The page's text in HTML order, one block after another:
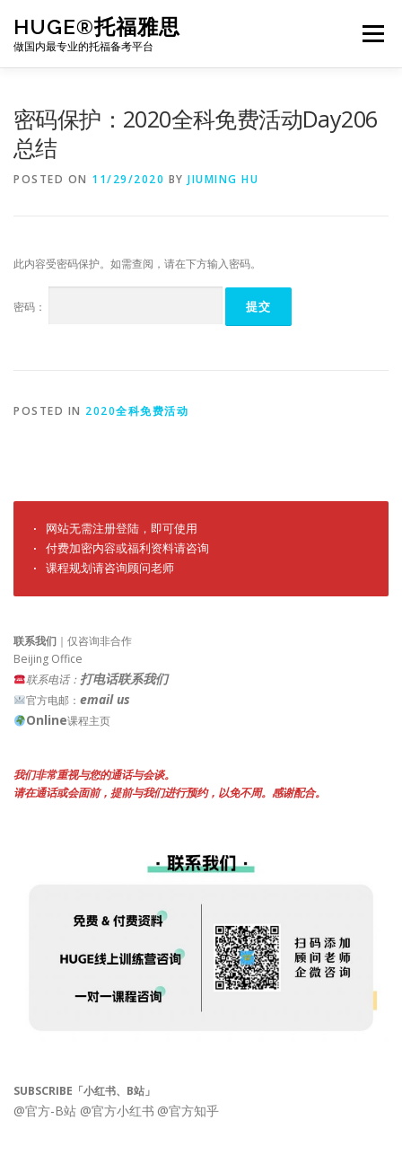
content
HUGE®托福雅思
做国内最专业的托福备考平台
Menu
密码保护：2020全科免费活动Day206
总结
POSTED ON 11/29/2020 BY JIUMING HU
此内容受密码保护。如需查阅，请在下方输入密码。
密码：
POSTED IN 2020全科免费活动
· 网站无需注册登陆，即可使用
· 付费加密内容或福利资料请咨询
· 课程规划请咨询顾问老师
联系我们 ｜仅咨询非合作
Beijing Office
联系电话： 打电话联系我们
官方电邮： email us
Online课程主页
我们非常重视与您的通话与会谈。
请在通话或会面前，提前与我们进行预约，以免不周。感谢配合。
SUBSCRIBE「小红书、B站」
@官方-B站 @官方小红书 @官方知乎